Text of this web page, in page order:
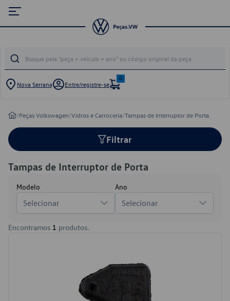
Nova Serrana Entre/registre-se
0
/Peças Volkswagen/Vidros e Carroceria/Tampas de Interruptor de Porta
Filtrar
Tampas de Interruptor de Porta
Modelo
Selecionar
Ano
Selecionar
Encontramos 1 produtos.